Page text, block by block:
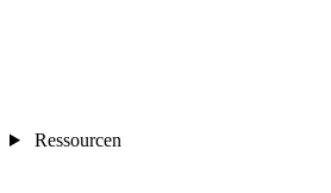
Ressourcen